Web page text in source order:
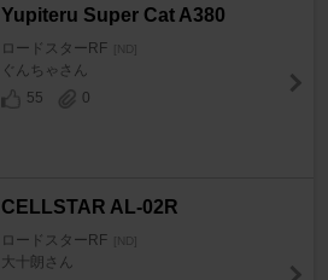
Yupiteru Super Cat A380
ロードスターRF
ぐんちゃさん
55
0
CELLSTAR AL-02R
ロードスターRF
大十朗さん